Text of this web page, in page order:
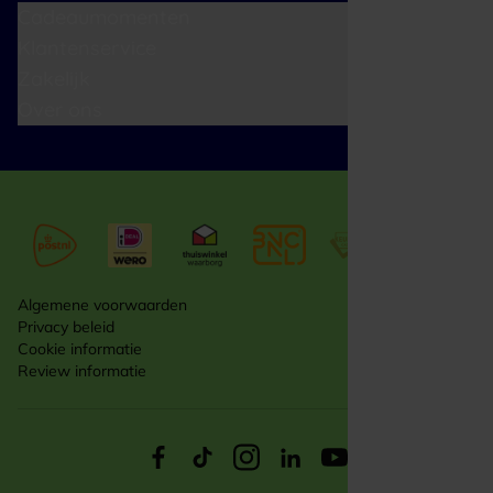
Algemene voorwaarden
Privacy beleid
Cookie informatie
Review informatie